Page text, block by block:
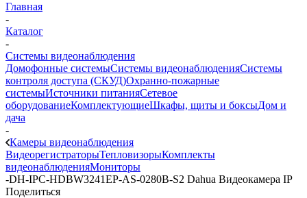
Главная
-
Каталог
-
Системы видеонаблюдения
Домофонные системыСистемы видеонаблюденияСистемы
контроля доступа (СКУД)Охранно-пожарные
системыИсточники питанияСетевое
оборудованиеКомплектующиеШкафы, щиты и боксыДом и
дача
-
Камеры видеонаблюдения
ВидеорегистраторыТепловизорыКомплекты
видеонаблюденияМониторы
-DH-IPC-HDBW3241EP-AS-0280B-S2 Dahua Видеокамера IP
Поделиться